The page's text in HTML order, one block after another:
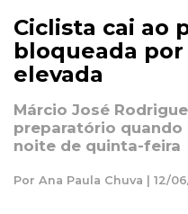
Ciclista cai ao
bloqueada por
elevada
Márcio José
preparatório quando
noite de quinta-feira
Por Ana Paula Chuva | 12/